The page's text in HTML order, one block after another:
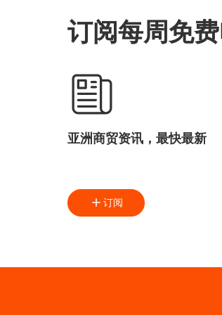
订阅每周免
亚洲商贸资讯，最快最新
订阅